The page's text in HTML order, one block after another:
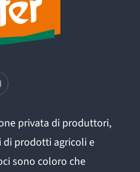
privata di produttori,
prodotti agricoli e
sono coloro che